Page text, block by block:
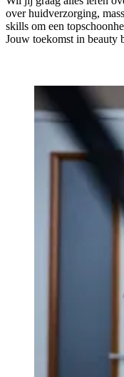
over huidverzorging,
skills om een
Jouw toekomst in beauty